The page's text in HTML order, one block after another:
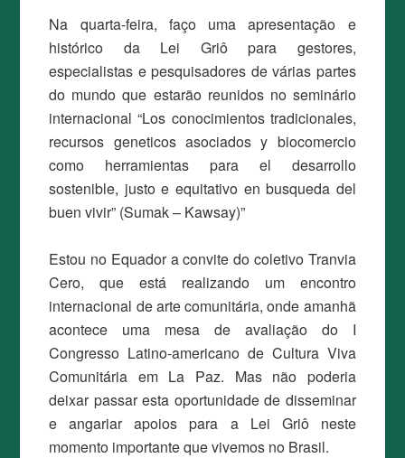
Na quarta-feira, faço uma apresentação e
histórico da Lei Griô para gestores,
especialistas e pesquisadores de várias partes
do mundo que estarão reunidos no seminário
internacional “Los conocimientos tradicionales,
recursos geneticos asociados y biocomercio
como herramientas para el desarrollo
sostenible, justo e equitativo en busqueda del
buen vivir” (Sumak – Kawsay)”
Estou no Equador a convite do coletivo Tranvia
Cero, que está realizando um encontro
internacional de arte comunitária, onde amanhã
acontece uma mesa de avaliação do I
Congresso Latino-americano de Cultura Viva
Comunitária em La Paz. Mas não poderia
deixar passar esta oportunidade de disseminar
e angariar apoios para a Lei Griô neste
momento importante que vivemos no Brasil.